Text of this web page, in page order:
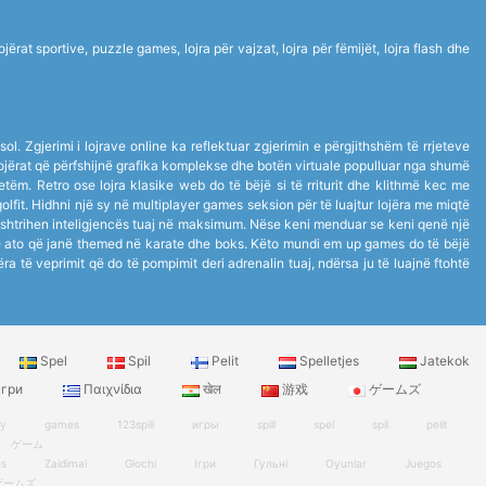
sportive, puzzle games, lojra për vajzat, lojra për fëmijët, lojra flash dhe
Zgjerimi i lojrave online ka reflektuar zgjerimin e përgjithshëm të rrjeteve
që përfshijnë grafika komplekse dhe botën virtuale populluar nga shumë
Retro ose lojra klasike web do të bëjë si të rriturit dhe klithmë kec me
Hidhni një sy në multiplayer games seksion për të luajtur lojëra me miqtë
inteligjencës tuaj në maksimum. Nëse keni menduar se keni qenë një
që janë themed në karate dhe boks. Këto mundi em up games do të bëjë
të veprimit që do të pompimit deri adrenalin tuaj, ndërsa ju të luajnë ftohtë
Spel Spil Pelit Spelletjes
Jatekok
Παιχνίδια खेल 游戏 ゲームズ
games 123spill игры spill spel spil
pelit
ゲーム
Zaidimai Giochi Ігри Гульні Oyunlar
Juegos
ームズ